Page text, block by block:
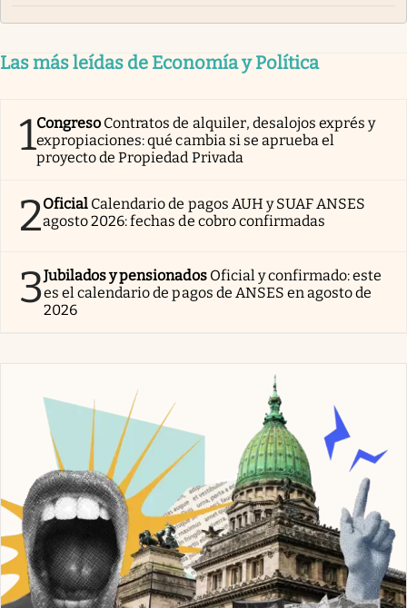
Las más leídas de Economía y Política
1Congreso Contratos de alquiler, desalojos exprés y
expropiaciones: qué cambia si se aprueba el
proyecto de Propiedad Privada
2Oficial Calendario de pagos AUH y SUAF ANSES
agosto 2026: fechas de cobro confirmadas
3Jubilados y pensionados Oficial y confirmado: este
es el calendario de pagos de ANSES en agosto de
2026